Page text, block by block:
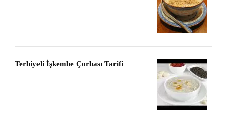
Terbiyeli İşkembe Çorbası Tarifi